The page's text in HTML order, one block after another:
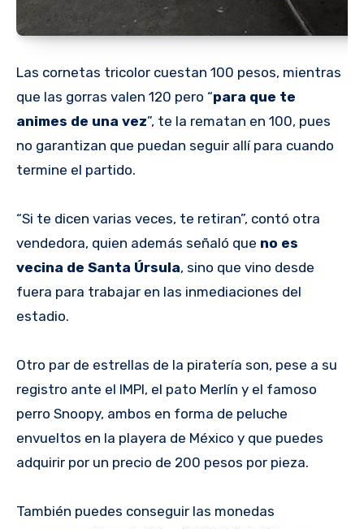
Las cornetas tricolor cuestan 100 pesos, mientras
que las gorras valen 120 pero “para que te
animes de una vez”, te la rematan en 100, pues
no garantizan que puedan seguir allí para cuando
termine el partido.
“Si te dicen varias veces, te retiran”, contó otra
vendedora, quien además señaló que no es
vecina de Santa Úrsula, sino que vino desde
fuera para trabajar en las inmediaciones del
estadio.
Otro par de estrellas de la piratería son, pese a su
registro ante el IMPI, el pato Merlín y el famoso
perro Snoopy, ambos en forma de peluche
envueltos en la playera de México y que puedes
adquirir por un precio de 200 pesos por pieza.
También puedes conseguir las monedas